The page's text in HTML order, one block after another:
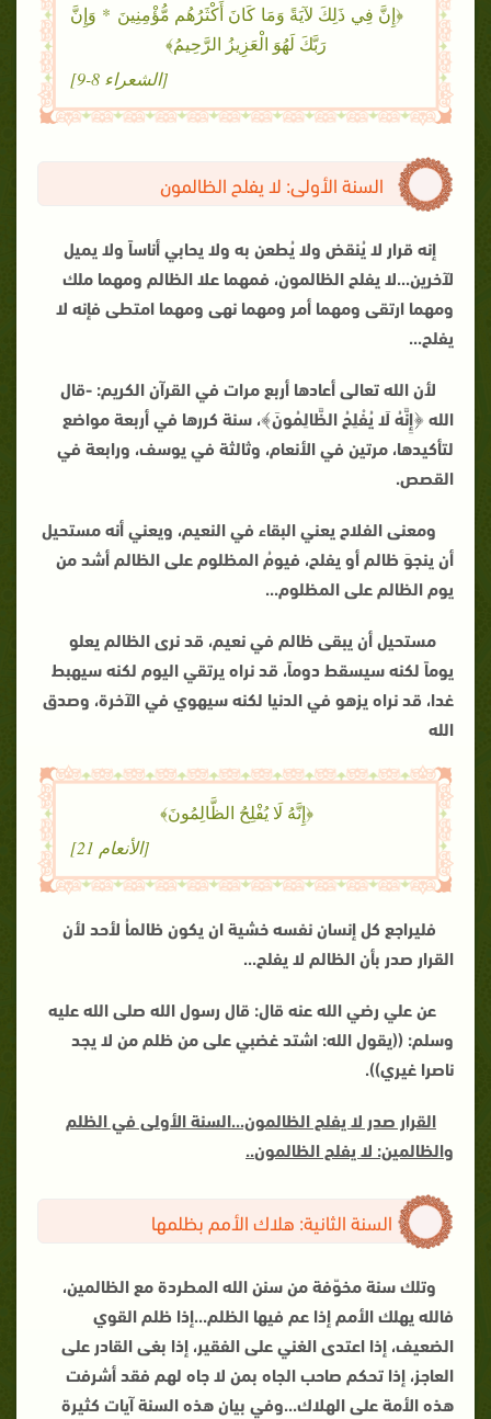
﴿إِنَّ فِي ذَلِكَ لآيَةً وَمَا كَانَ أَكْثَرُهُم مُّؤْمِنِينَ * وَإِنَّ
رَبَّكَ لَهُوَ الْعَزِيزُ الرَّحِيمُ﴾
[الشعراء 8-9]
السنة الأولى: لا يفلح الظالمون
إنه قرار لا يُنقض ولا يُطعن به ولا يحابي أناساً ولا يميل
لآخرين...لا يفلح الظالمون، فمهما علا الظالم ومهما ملك
ومهما ارتقى ومهما أمر ومهما نهى ومهما امتطى فإنه لا
يفلح...
لأن الله تعالى أعادها أربع مرات في القرآن الكريم: -قال
الله﴿إِنَّهُ لَا يُفْلِحُ الظَّالِمُونَ﴾، سنة كررها في أربعة مواضع
لتأكيدها، مرتين في الأنعام، وثالثة في يوسف، ورابعة في
القصص.
ومعنى الفلاح يعني البقاء في النعيم، ويعني أنه مستحيل
أن ينجوَ ظالم أو يفلح، فيومُ المظلوم على الظالم أشد من
يوم الظالم على المظلوم...
مستحيل أن يبقى ظالم في نعيم، قد نرى الظالم يعلو
يوماً لكنه سيسقط دوماً، قد نراه يرتقي اليوم لكنه سيهبط
غدا، قد نراه يزهو في الدنيا لكنه سيهوي في الآخرة، وصدق
الله
﴿إِنَّهُ لَا يُفْلِحُ الظَّالِمُونَ﴾
[الأنعام 21]
فليراجع كل إنسان نفسه خشية ان يكون ظالماُ لأحد لأن
القرار صدر بأن الظالم لا يفلح...
عن علي رضي الله عنه قال: قال رسول الله صلى الله عليه
وسلم: ((يقول الله: اشتد غضبي على من ظلم من لا يجد
ناصرا غيري)).
القرار صدر لا يفلح الظالمون...السنة الأولى في الظلم
والظالمين: لا يفلح الظالمون..
السنة الثانية: هلاك الأمم بظلمها
وتلك سنة مخوّفة من سنن الله المطردة مع الظالمين،
فالله يهلك الأمم إذا عم فيها الظلم...إذا ظلم القوي
الضعيف، إذا اعتدى الغني على الفقير، إذا بغى القادر على
العاجز، إذا تحكم صاحب الجاه بمن لا جاه لهم فقد أشرفت
هذه الأمة على الهلاك...وفي بيان هذه السنة آيات كثيرة